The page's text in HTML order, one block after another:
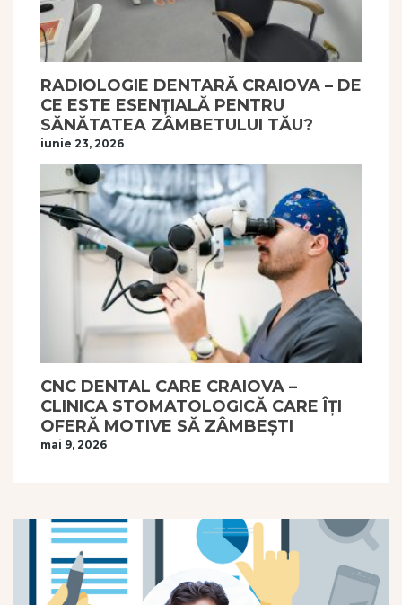
RADIOLOGIE DENTARĂ CRAIOVA – DE
CE ESTE ESENȚIALĂ PENTRU
SĂNĂTATEA ZÂMBETULUI TĂU?
iunie 23, 2026
CNC DENTAL CARE CRAIOVA –
CLINICA STOMATOLOGICĂ CARE ÎȚI
OFERĂ MOTIVE SĂ ZÂMBEȘTI
mai 9, 2026